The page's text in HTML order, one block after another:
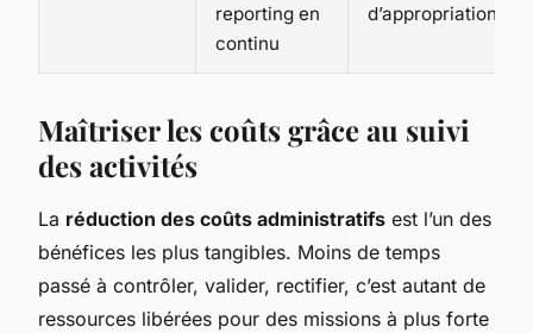
reporting en
continu
d’appropriation
Maîtriser les coûts grâce au suivi
des activités
La réduction des coûts administratifs est l’un des
bénéfices les plus tangibles. Moins de temps
passé à contrôler, valider, rectifier, c’est autant de
ressources libérées pour des missions à plus forte